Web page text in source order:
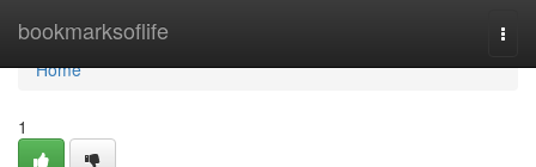
bookmarksoflife
Home
Home
1